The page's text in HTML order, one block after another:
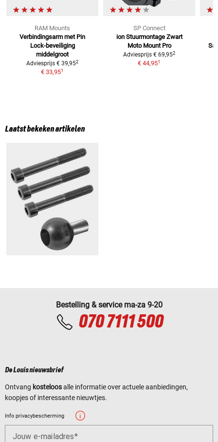
RAM Mounts
Verbindingsarm met Pin
Lock-beveiliging
middelgroot
Adviesprijs € 39,952
€ 33,951
SP Connect
ion Stuurmontage Zwart
Moto Mount Pro
Adviesprijs € 69,952
€ 44,951
Laatst bekeken artikelen
Bestelling & service ma-za 9-20
070 7111 500
De Louis nieuwsbrief
Ontvang kosteloosalle informatie over actuele aanbiedingen,
koopjes of interessante nieuwtjes.
Info privacybescherming
Jouw e-mailadres